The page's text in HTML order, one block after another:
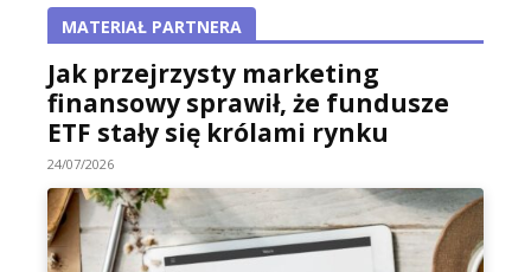
MATERIAŁ PARTNERA
Jak przejrzysty marketing
finansowy sprawił, że fundusze
ETF stały się królami rynku
24/07/2026